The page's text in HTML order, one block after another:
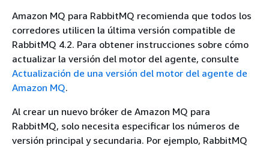
Amazon MQ para RabbitMQ recomienda que todos los
corredores utilicen la última versión compatible de
RabbitMQ 4.2. Para obtener instrucciones sobre cómo
actualizar la versión del motor del agente, consulte
Actualización de una versión del motor del agente de
Amazon MQ.
Al crear un nuevo bróker de Amazon MQ para
RabbitMQ, solo necesita especificar los números de
versión principal y secundaria. Por ejemplo, RabbitMQ